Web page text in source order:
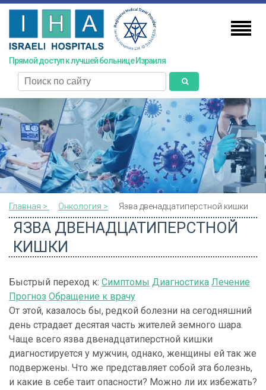
Skip
main
content
Прямой доступ к лучшей больнице Израиля
поиск
Главная > Онкология > Язва двенадцатиперстной кишки
ЯЗВА ДВЕНАДЦАТИПЕРСТНОЙ
КИШКИ
Быстрый переход к: Симптомы Диагностика Лечение
Прогноз Обращение к врачу
От этой, казалось бы, редкой болезни на сегодняшний
день страдает десятая часть жителей земного шара.
Чаще всего язва двенадцатиперстной кишки
диагностируется у мужчин, однако, женщины ей так же
подвержены. Что же представляет собой эта болезнь,
и какие в себе таит опасности? Можно ли их избежать?